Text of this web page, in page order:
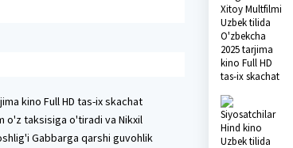
kino Full HD tas-ix skachat
o'z taksisiga o'tiradi va Nikxil
Gabbarga qarshi guvohlik
Xitoy Multfilmi
Uzbek tilida
O'zbekcha
2025 tarjima
kino Full HD
tas-ix skachat